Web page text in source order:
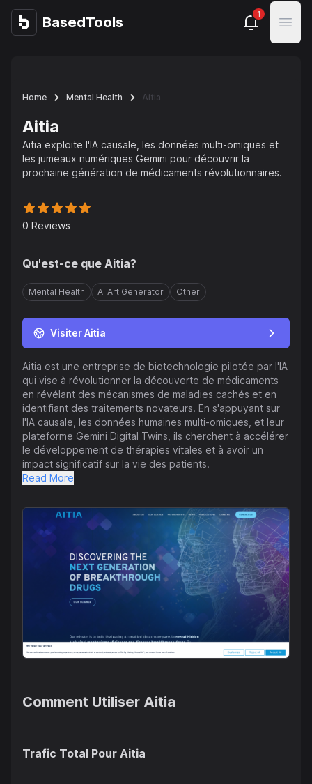
BasedTools
BasedTools 1
Open
Home Mental Health Aitia
Aitia
Aitia exploite l'IA causale, les données multi-omiques et
les jumeaux numériques Gemini pour découvrir la
prochaine génération de médicaments révolutionnaires.
0 Reviews
Qu'est-ce que Aitia?
Mental Health AI Art Generator Other
Visiter Aitia
Aitia est une entreprise de biotechnologie pilotée par l'IA
qui vise à révolutionner la découverte de médicaments
en révélant des mécanismes de maladies cachés et en
identifiant des traitements novateurs. En s'appuyant sur
l'IA causale, les données humaines multi-omiques, et leur
plateforme Gemini Digital Twins, ils cherchent à accélérer
le développement de thérapies vitales et à avoir un
impact significatif sur la vie des patients.
Read More
Comment Utiliser Aitia
Trafic Total Pour Aitia